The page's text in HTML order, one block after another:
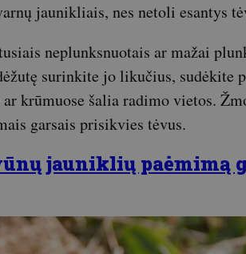
jaunikliais, nes netoli esantys
neplunksnuotais ar mažai
surinkite jo likučius, sudėkite
krūmuose šalia radimo vietos.
garsais prisikvies tėvus.
jauniklių paėmimą